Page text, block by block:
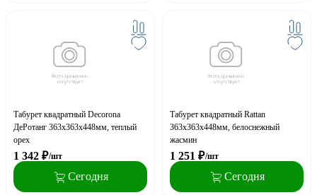
Табурет квадратный Decorona
ДеРотанг 363х363х448мм, теплый
орех
1 342 ₽/шт
Сегодня
Табурет квадратный Rattan
363х363х448мм, белоснежный
жасмин
1 251 ₽/шт
Сегодня